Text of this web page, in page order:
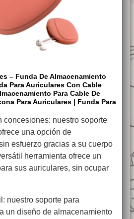
– Funda De Almacenamiento
Para Auriculares Con Cable
Para Cable De
Para Auriculares | Funda Para
concesiones: nuestro soporte
una opción de
esfuerzo gracias a su cuerpo
herramienta ofrece un
sus auriculares, sin ocupar
nuestro soporte para
un diseño de almacenamiento